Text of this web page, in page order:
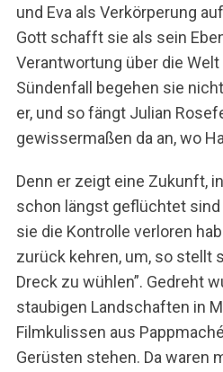
und Eva als Verkörperung
Gott schafft sie als sein
Verantwortung über die Welt
Sündenfall begehen sie
er, und so fängt Julian
gewissermaßen da an, wo
Denn er zeigt eine Zukunft,
schon längst geflüchtet sind
sie die Kontrolle verloren
zurück kehren, um, so stellt
Dreck zu wühlen”. Gedreht
staubigen Landschaften in
Filmkulissen aus
Gerüsten stehen. Da waren